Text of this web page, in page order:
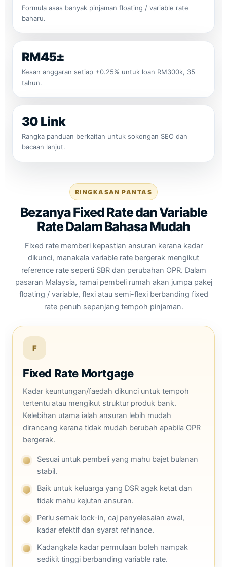
Formula asas banyak pinjaman floating / variable rate
baharu.
RM45±
Kesan anggaran setiap +0.25% untuk loan RM300k, 35
tahun.
30 Link
Rangka panduan berkaitan untuk sokongan SEO dan
bacaan lanjut.
RINGKASAN PANTAS
Bezanya Fixed Rate dan Variable
Rate Dalam Bahasa Mudah
Fixed rate memberi kepastian ansuran kerana kadar
dikunci, manakala variable rate bergerak mengikut
reference rate seperti SBR dan perubahan OPR. Dalam
pasaran Malaysia, ramai pembeli rumah akan jumpa pakej
floating / variable, flexi atau semi-flexi berbanding fixed
rate penuh sepanjang tempoh pinjaman.
F
Fixed Rate Mortgage
Kadar keuntungan/faedah dikunci untuk tempoh
tertentu atau mengikut struktur produk bank.
Kelebihan utama ialah ansuran lebih mudah
dirancang kerana tidak mudah berubah apabila OPR
bergerak.
Sesuai untuk pembeli yang mahu bajet bulanan
stabil.
Baik untuk keluarga yang DSR agak ketat dan
tidak mahu kejutan ansuran.
Perlu semak lock-in, caj penyelesaian awal,
kadar efektif dan syarat refinance.
Kadangkala kadar permulaan boleh nampak
sedikit tinggi berbanding variable rate.